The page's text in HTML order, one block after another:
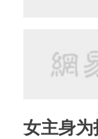
女主身为